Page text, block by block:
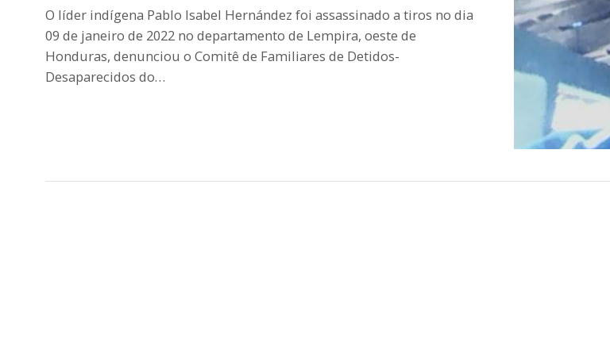
O líder indígena Pablo Isabel Hernández foi assassinado a tiros no dia
09 de janeiro de 2022 no departamento de Lempira, oeste de
Honduras, denunciou o Comitê de Familiares de Detidos-
Desaparecidos do…